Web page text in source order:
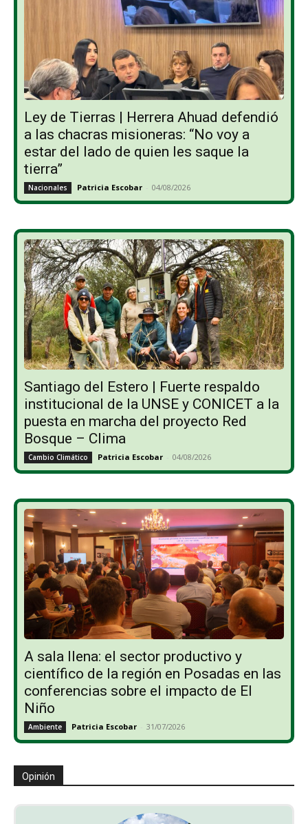
Ley de Tierras | Herrera Ahuad defendió
a las chacras misioneras: “No voy a
estar del lado de quien les saque la
tierra”
Nacionales Patricia Escobar - 04/08/2026
Santiago del Estero | Fuerte respaldo
institucional de la UNSE y CONICET a la
puesta en marcha del proyecto Red
Bosque – Clima
Cambio Climático Patricia Escobar - 04/08/2026
A sala llena: el sector productivo y
científico de la región en Posadas en las
conferencias sobre el impacto de El
Niño
Ambiente Patricia Escobar - 31/07/2026
Opinión